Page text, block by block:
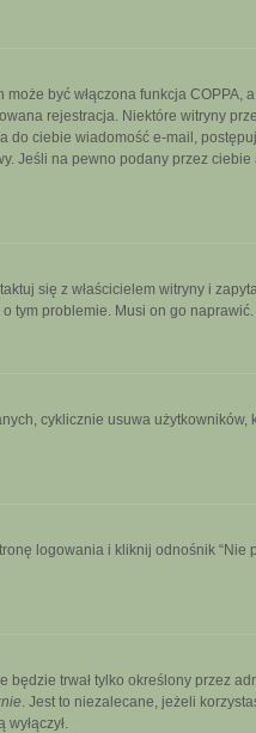
być włączona funkcja
rejestracja. Niektóre witryny
do ciebie wiadomość e-mail,
Jeśli na pewno podany przez
się z właścicielem witryny i
tym problemie. Musi on go naprawić.
cyklicznie usuwa użytkowników,
logowania i kliknij odnośnik “Nie
trwał tylko określony przez
. Jest to niezalecane, jeżeli